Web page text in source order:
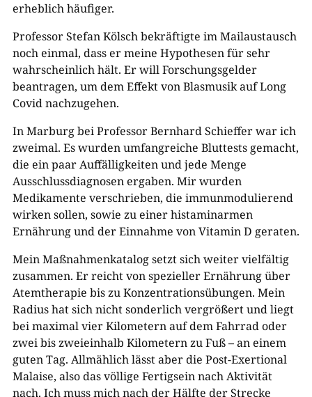
erheblich häufiger.
Professor Stefan Kölsch bekräftigte im Mailaustausch
noch einmal, dass er meine Hypothesen für sehr
wahrscheinlich hält. Er will Forschungsgelder
beantragen, um dem Effekt von Blasmusik auf Long
Covid nachzugehen.
In Marburg bei Professor Bernhard Schieffer war ich
zweimal. Es wurden umfangreiche Bluttests gemacht,
die ein paar Auffälligkeiten und jede Menge
Ausschlussdiagnosen ergaben. Mir wurden
Medikamente verschrieben, die immunmodulierend
wirken sollen, sowie zu einer histaminarmen
Ernährung und der Einnahme von Vitamin D geraten.
Mein Maßnahmenkatalog setzt sich weiter vielfältig
zusammen. Er reicht von spezieller Ernährung über
Atemtherapie bis zu Konzentrationsübungen. Mein
Radius hat sich nicht sonderlich vergrößert und liegt
bei maximal vier Kilometern auf dem Fahrrad oder
zwei bis zweieinhalb Kilometern zu Fuß – an einem
guten Tag. Allmählich lässt aber die Post-Exertional
Malaise, also das völlige Fertigsein nach Aktivität
nach. Ich muss mich nach der Hälfte der Strecke